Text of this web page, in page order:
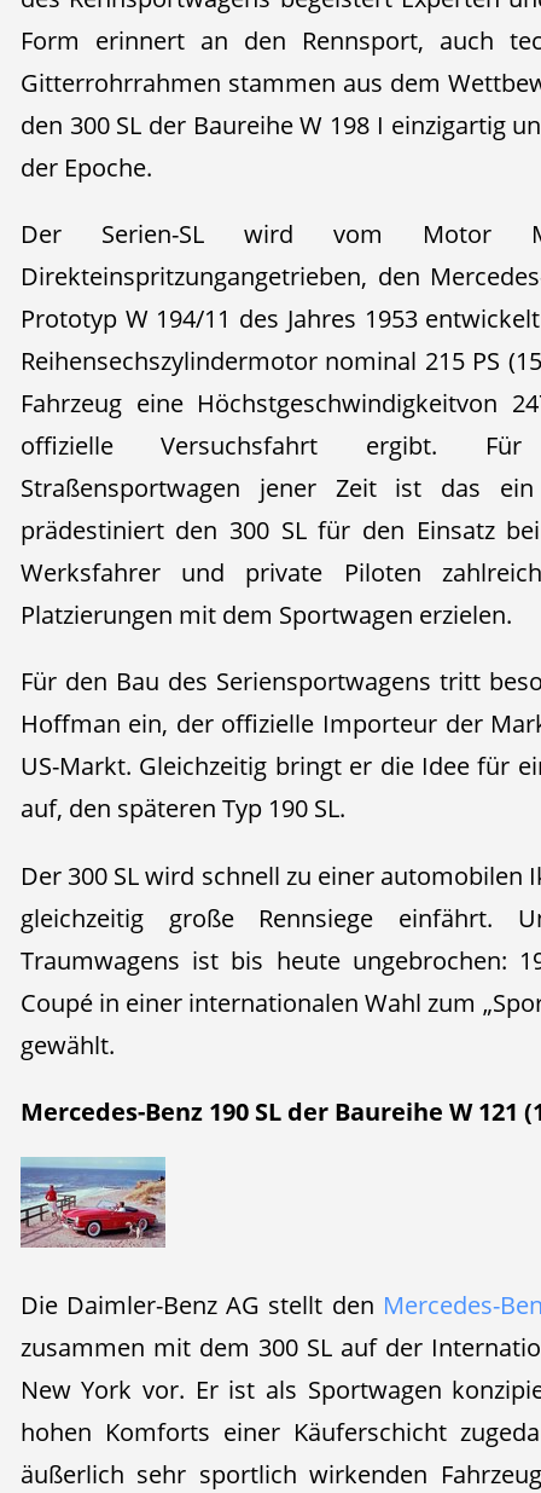
Form erinnert an den Rennsport, auch
Gitterrohrrahmen stammen aus dem
den 300 SL der Baureihe W 198 I einzigartig
der Epoche.
Der Serien-SL wird vom Motor
Direkteinspritzungangetrieben, den
Prototyp W 194/11 des Jahres 1953
Reihensechszylindermotor nominal 215 PS
Fahrzeug eine Höchstgeschwindigkeitvon
offizielle Versuchsfahrt ergibt.
Straßensportwagen jener Zeit ist das
prädestiniert den 300 SL für den Einsatz
Werksfahrer und private Piloten
Platzierungen mit dem Sportwagen erzielen.
Für den Bau des Seriensportwagens tritt
Hoffman ein, der offizielle Importeur der
US-Markt. Gleichzeitig bringt er die Idee für
auf, den späteren Typ 190 SL.
Der 300 SL wird schnell zu einer automobilen
gleichzeitig große Rennsiege einfährt.
Traumwagens ist bis heute ungebrochen:
Coupé in einer internationalen Wahl zum
gewählt.
Mercedes-Benz 190 SL der Baureihe W 121
Die Daimler-Benz AG stellt den Mercedes-
zusammen mit dem 300 SL auf der
New York vor. Er ist als Sportwagen
hohen Komforts einer Käuferschicht
äußerlich sehr sportlich wirkenden